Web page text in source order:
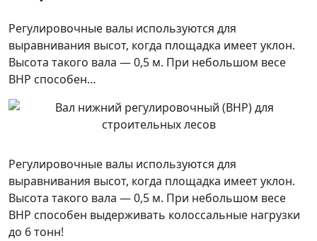
Регулировочные валы используются для
выравнивания высот, когда площадка имеет уклон.
Высота такого вала — 0,5 м. При небольшом весе
ВНР способен…
Регулировочные валы используются для
выравнивания высот, когда площадка имеет уклон.
Высота такого вала — 0,5 м. При небольшом весе
ВНР способен выдерживать колоссальные нагрузки
до 6 тонн!